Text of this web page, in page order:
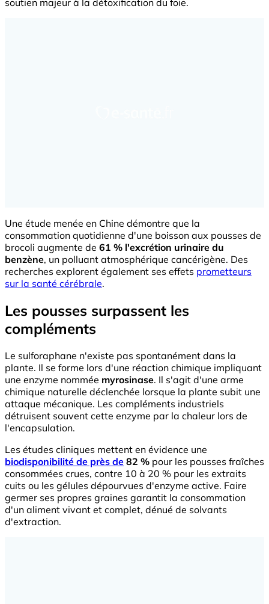
soutien majeur à la détoxification du foie.
Une étude menée en Chine démontre que la
consommation quotidienne d'une boisson aux pousses de
brocoli augmente de 61 % l'excrétion urinaire du
benzène, un polluant atmosphérique cancérigène. Des
recherches explorent également ses effets prometteurs
sur la santé cérébrale.
Les pousses surpassent les
compléments
Le sulforaphane n'existe pas spontanément dans la
plante. Il se forme lors d'une réaction chimique impliquant
une enzyme nommée myrosinase. Il s'agit d'une arme
chimique naturelle déclenchée lorsque la plante subit une
attaque mécanique. Les compléments industriels
détruisent souvent cette enzyme par la chaleur lors de
l'encapsulation.
Les études cliniques mettent en évidence une
biodisponibilité de près de 82 % pour les pousses fraîches
consommées crues, contre 10 à 20 % pour les extraits
cuits ou les gélules dépourvues d'enzyme active. Faire
germer ses propres graines garantit la consommation
d'un aliment vivant et complet, dénué de solvants
d'extraction.